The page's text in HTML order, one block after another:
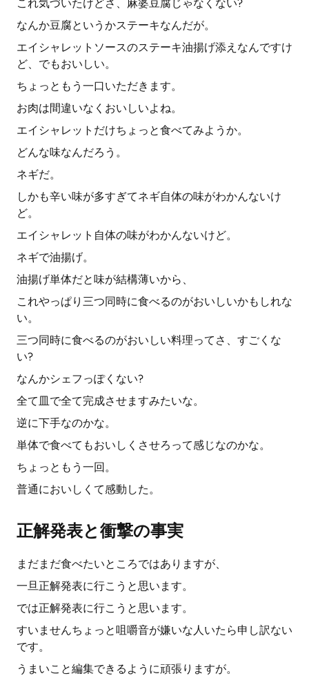
これ気づいたけどさ、麻婆豆腐じゃなくない?
なんか豆腐というかステーキなんだが。
エイシャレットソースのステーキ油揚げ添えなんですけ
ど、でもおいしい。
ちょっともう一口いただきます。
お肉は間違いなくおいしいよね。
エイシャレットだけちょっと食べてみようか。
どんな味なんだろう。
ネギだ。
しかも辛い味が多すぎてネギ自体の味がわかんないけ
ど。
エイシャレット自体の味がわかんないけど。
ネギで油揚げ。
油揚げ単体だと味が結構薄いから、
これやっぱり三つ同時に食べるのがおいしいかもしれな
い。
三つ同時に食べるのがおいしい料理ってさ、すごくな
い?
なんかシェフっぽくない?
全て皿で全て完成させますみたいな。
逆に下手なのかな。
単体で食べてもおいしくさせろって感じなのかな。
ちょっともう一回。
普通においしくて感動した。
正解発表と衝撃の事実
まだまだ食べたいところではありますが、
一旦正解発表に行こうと思います。
では正解発表に行こうと思います。
すいませんちょっと咀嚼音が嫌いな人いたら申し訳ない
です。
うまいこと編集できるように頑張りますが。